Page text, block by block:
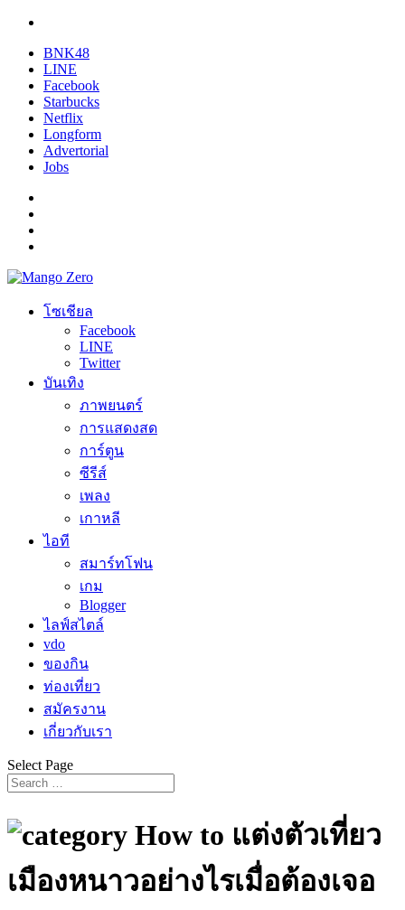
BNK48
LINE
Facebook
Starbucks
Netflix
Longform
Advertorial
Jobs
โซเชียล
Facebook
LINE
Twitter
บันเทิง
ภาพยนตร์
การแสดงสด
การ์ตูน
ซีรีส์
เพลง
เกาหลี
ไอที
สมาร์ทโฟน
เกม
Blogger
ไลฟ์สไตล์
vdo
ของกิน
ท่องเที่ยว
สมัครงาน
เกี่ยวกับเรา
Select Page
How to แต่งตัวเที่ยว
เมืองหนาวอย่างไรเมื่อต้องเจอ